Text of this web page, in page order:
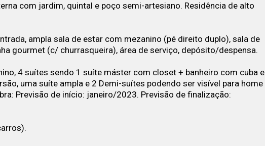
com jardim, quintal e poço semi-artesiano. Residência de alto
ampla sala de estar com mezanino (pé direito duplo), sala de
gourmet (c/ churrasqueira), área de serviço, depósito/despensa.
4 suítes sendo 1 suíte máster com closet + banheiro com cuba e
uma suíte ampla e 2 Demi-suítes podendo ser visível para home
Previsão de início: janeiro/2023. Previsão de finalização: